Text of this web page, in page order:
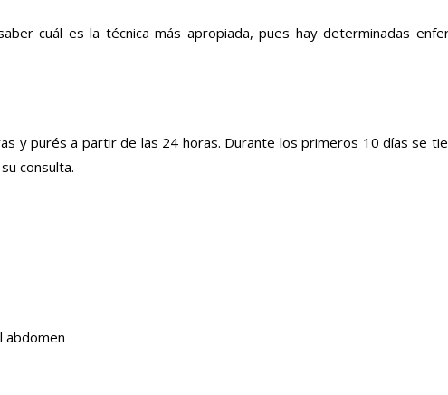
cuál es la técnica más apropiada, pues hay determinadas
y purés a partir de las 24 horas. Durante los primeros 10 días se
consulta.
abdomen